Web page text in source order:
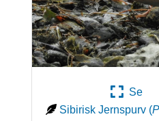
Se
Sibirisk Jernspurv (